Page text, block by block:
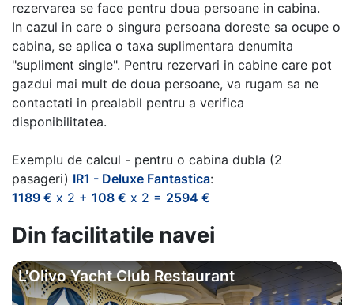
rezervarea se face pentru doua persoane in cabina.
In cazul in care o singura persoana doreste sa ocupe o
cabina, se aplica o taxa suplimentara denumita
"supliment single". Pentru rezervari in cabine care pot
gazdui mai mult de doua persoane, va rugam sa ne
contactati in prealabil pentru a verifica
disponibilitatea.
Exemplu de calcul - pentru o cabina dubla (2
pasageri) IR1 - Deluxe Fantastica:
1189 € x 2 + 108 € x 2 = 2594 €
Din facilitatile navei
L'Olivo Yacht Club Restaurant